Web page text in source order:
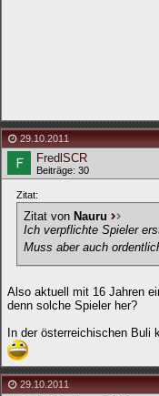
29.10.2011
FredlSCR
Beiträge: 30
Zitat:
Zitat von Nauru
Ich verpflichte Spieler
Muss aber auch
Also aktuell mit 16 Jahren
denn solche Spieler her?
In der österreichischen Buli
29.10.2011